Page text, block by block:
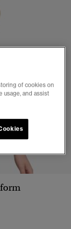
of cookies on
usage, and assist